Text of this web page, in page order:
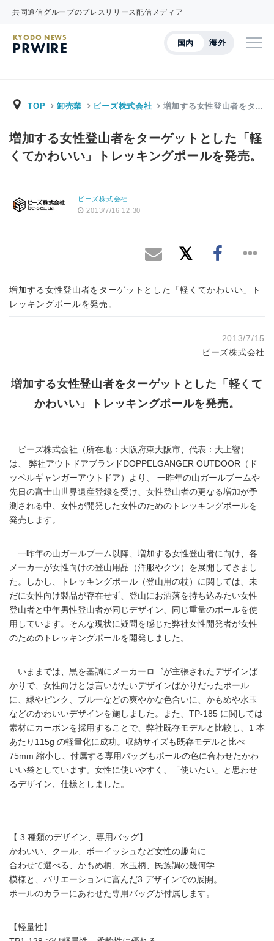
共同通信グループのプレスリリース配信メディア
国内 海外
KYODO NEWS
PRWIRE
TOP 卸売業 ビーズ株式会社 増加する女性登山者をタ…
増加する女性登山者をターゲットとした「軽
くてかわいい」トレッキングポールを発売。
ビーズ株式会社
2013/7/16 12:30
増加する女性登山者をターゲットとした「軽くてかわいい」ト
レッキングポールを発売。
2013/7/15
ビーズ株式会社
増加する女性登山者をターゲットとした「軽くて
かわいい」トレッキングポールを発売。
ビーズ株式会社（所在地：大阪府東大阪市、代表：大上響）
は、 弊社アウトドアブランドDOPPELGANGER OUTDOOR（ド
ッペルギャンガーアウトドア）より、 一昨年の山ガールブームや
先日の富士山世界遺産登録を受け、女性登山者の更なる増加が予
測される中、女性が開発した女性のためのトレッキングポールを
発売します。
一昨年の山ガールブーム以降、増加する女性登山者に向け、各
メーカーが女性向けの登山用品（洋服やクツ）を展開してきまし
た。しかし、トレッキングポール（登山用の杖）に関しては、未
だに女性向け製品が存在せず、登山にお洒落を持ち込みたい女性
登山者と中年男性登山者が同じデザイン、同じ重量のポールを使
用しています。そんな現状に疑問を感じた弊社女性開発者が女性
のためのトレッキングポールを開発しました。
いままでは、黒を基調にメーカーロゴが主張されたデザインば
かりで、女性向けとは言いがたいデザインばかりだったポール
に、緑やピンク、ブルーなどの爽やかな色合いに、かもめや水玉
などのかわいいデザインを施しました。また、TP-185 に関しては
素材にカーボンを採用することで、弊社既存モデルと比較し、1 本
あたり115g の軽量化に成功。収納サイズも既存モデルと比べ
75mm 縮小し、付属する専用バッグもポールの色に合わせたかわ
いい袋としています。女性に使いやすく、「使いたい」と思わせ
るデザイン、仕様としました。
【 3 種類のデザイン、専用バッグ】
かわいい、クール、ボーイッシュなど女性の趣向に
合わせて選べる、かもめ柄、水玉柄、民族調の幾何学
模様と、バリエーションに富んだ3 デザインでの展開。
ポールのカラーにあわせた専用バッグが付属します。
【軽量性】